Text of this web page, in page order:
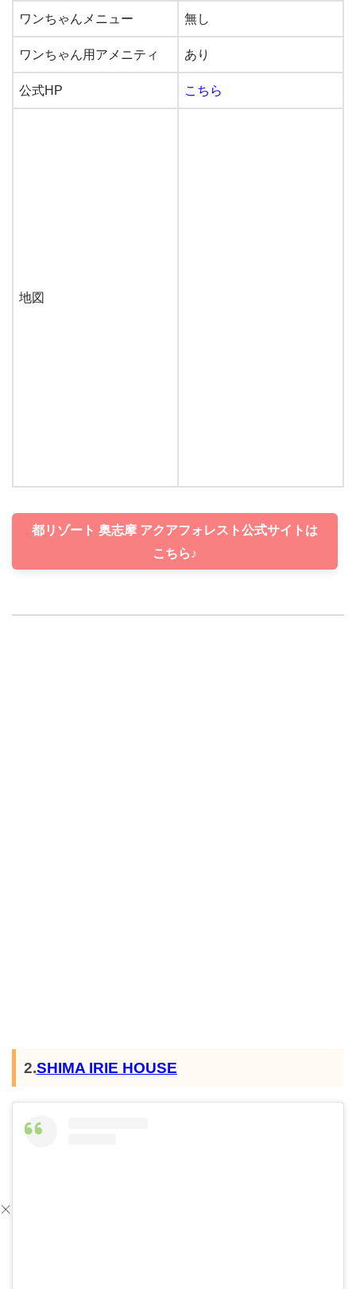
ワンちゃんメニュー 無し
ワンちゃん用アメニティ あり
公式HP こちら
地図
都リゾート 奥志摩 アクアフォレスト公式サイトは
こちら♪
2.SHIMA IRIE HOUSE